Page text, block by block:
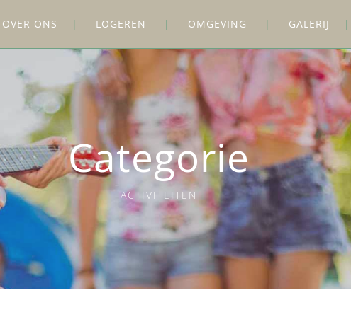
OVER ONS LOGEREN OMGEVING GALERIJ
Categorie
ACTIVITEITEN